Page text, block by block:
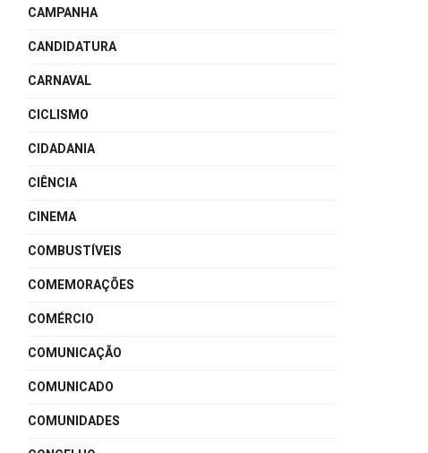
CAMPANHA
CANDIDATURA
CARNAVAL
CICLISMO
CIDADANIA
CIÊNCIA
CINEMA
COMBUSTÍVEIS
COMEMORAÇÕES
COMÉRCIO
COMUNICAÇÃO
COMUNICADO
COMUNIDADES